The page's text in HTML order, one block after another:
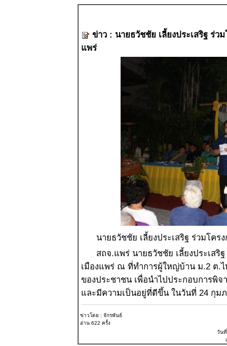
ข่าว : นายธวัชชัย เลี้ยงประเสริฐ ร่
แพร่
นายธวัชชัย เลี้ยงประเสริฐ ร่วมโค
สถจ.แพร่ นายธวัชชัย เลี้ยงประเส
เมืองแพร่ ณ ที่ทำการผู้ใหญ่บ้าน ม.2 ต.
ของประชาชน เพื่อนำไปประกอบการพิ
และมีความเป็นอยู่ที่ดีขึ้น ในวันที่ 24 กุมภ
ข่าวโดย : จักรพันธ์
อ่าน 622 ครั้ง
วัน